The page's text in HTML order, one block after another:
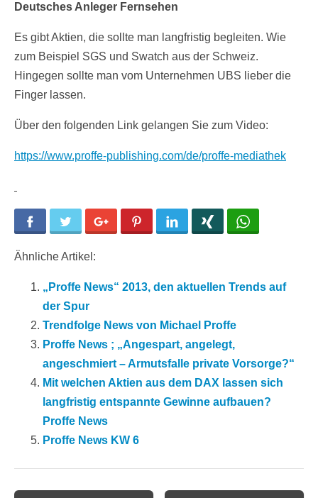
Deutsches Anleger Fernsehen
Es gibt Aktien, die sollte man langfristig begleiten. Wie
zum Beispiel SGS und Swatch aus der Schweiz.
Hingegen sollte man vom Unternehmen UBS lieber die
Finger lassen.
Über den folgenden Link gelangen Sie zum Video:
https://www.proffe-publishing.com/de/proffe-mediathek
Facebook Twitter Google+ Pinterest LinkedIn
Ähnliche Artikel:
„Proffe News“ 2013, den aktuellen Trends auf
der Spur
Trendfolge News von Michael Proffe
Proffe News ; „Angespart, angelegt,
angeschmiert – Armutsfalle private Vorsorge?“
Mit welchen Aktien aus dem DAX lassen sich
langfristig entspannte Gewinne aufbauen?
Proffe News
Proffe News KW 6